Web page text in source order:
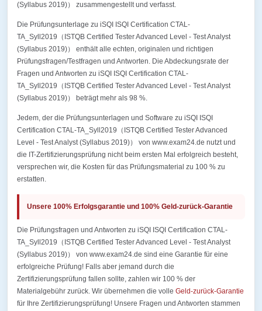
(Syllabus 2019)） zusammengestellt und verfasst.
Die Prüfungsunterlage zu iSQI ISQI Certification CTAL-
TA_Syll2019（ISTQB Certified Tester Advanced Level - Test Analyst
(Syllabus 2019)） enthält alle echten, originalen und richtigen
Prüfungsfragen/Testfragen und Antworten. Die Abdeckungsrate der
Fragen und Antworten zu iSQI ISQI Certification CTAL-
TA_Syll2019（ISTQB Certified Tester Advanced Level - Test Analyst
(Syllabus 2019)） beträgt mehr als 98 %.
Jedem, der die Prüfungsunterlagen und Software zu iSQI ISQI
Certification CTAL-TA_Syll2019（ISTQB Certified Tester Advanced
Level - Test Analyst (Syllabus 2019)） von www.exam24.de nutzt und
die IT-Zertifizierungsprüfung nicht beim ersten Mal erfolgreich besteht,
versprechen wir, die Kosten für das Prüfungsmaterial zu 100 % zu
erstatten.
Unsere 100% Erfolgsgarantie und 100% Geld-zurück-Garantie
Die Prüfungsfragen und Antworten zu iSQI ISQI Certification CTAL-
TA_Syll2019（ISTQB Certified Tester Advanced Level - Test Analyst
(Syllabus 2019)） von www.exam24.de sind eine Garantie für eine
erfolgreiche Prüfung! Falls aber jemand durch die
Zertifizierungsprüfung fallen sollte, zahlen wir 100 % der
Materialgebühr zurück. Wir übernehmen die volle Geld-zurück-Garantie
für Ihre Zertifizierungsprüfung! Unsere Fragen und Antworten stammen